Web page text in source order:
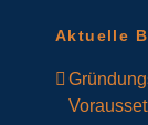
Aktuelle